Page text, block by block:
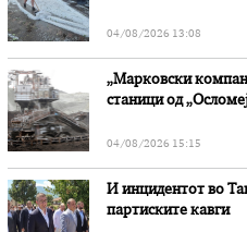
04/08/2026 13:08
„Марковски
станици од
04/08/2026 15:15
И инцидентот во
партиските кавги